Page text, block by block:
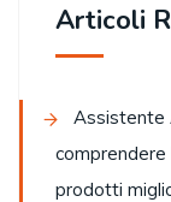
Articoli
Assistente
prodotti